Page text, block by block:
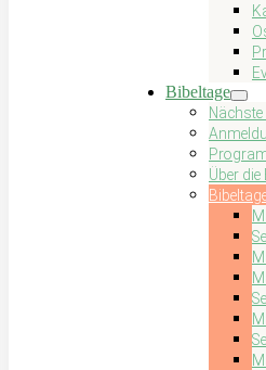
Bibeltage
Über die